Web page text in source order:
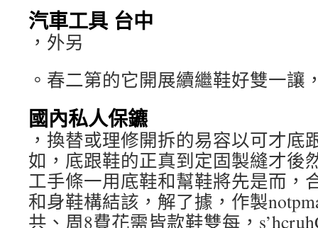
汽車工具 台中
，外另
。春二第的它開展續繼鞋好雙一讓
國內私人保鑣
，換替或理修開拆的易容以可才底
如，底跟鞋的正真到定固製縫才後
工手條一用底鞋和幫鞋將先是而，
和身鞋構結該，解了據，作製
共、周8費花需皆款鞋雙每，